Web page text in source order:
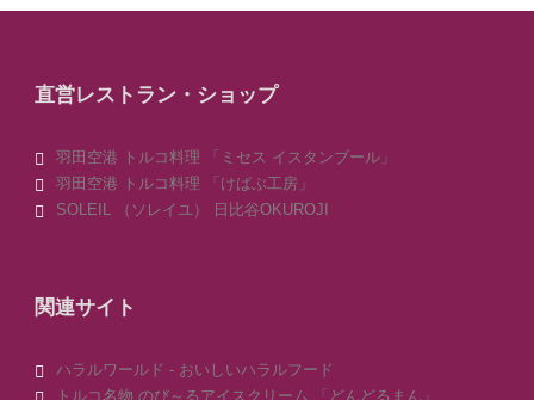
直営レストラン・ショップ
羽田空港 トルコ料理 「ミセス イスタンブール」
羽田空港 トルコ料理 「けばぶ工房」
SOLEIL （ソレイユ） 日比谷OKUROJI
関連サイト
ハラルワールド - おいしいハラルフード
トルコ名物 のび～るアイスクリーム 「どんどるまん」